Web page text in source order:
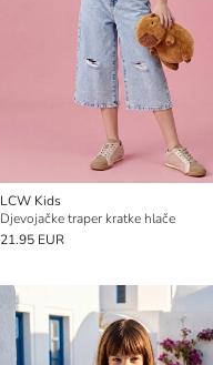
LCW Kids
Djevojačke traper kratke hlače
21.95 EUR